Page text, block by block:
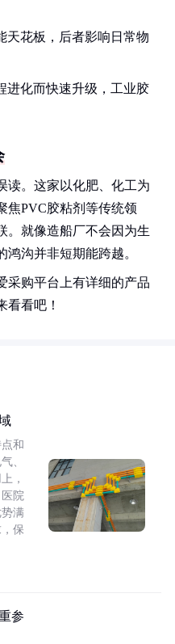
天花板，后者影响日常物
进化而快速升级，工业胶
读。这家以化肥、化工为
焦PVC胶粘剂等传统领
。就像造船厂不会因为生
沟并非短期能跨越。
采购平台上有详细的产品
看看吧！
和
、
，
院
满
保
参